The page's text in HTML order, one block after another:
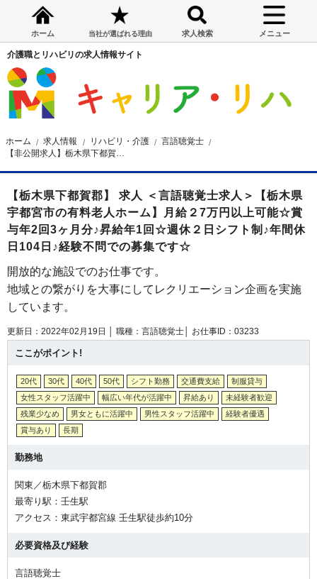
ホーム 当社が選ばれる理由 求人検索 メニュー
介護職とリハビリの求人情報サイト
ホーム 求人情報 リハビリ・介護
言語聴覚士
【栃木県下都賀郡】 求人 ＜言語聴覚士求人＞【栃木県
宇都宮市の有料老人ホーム】月給２7万円以上可能☆賞
与年2回3ヶ月分♪昇給年1回☆週休２日シフト制♪年間休
日104日♪経験不問での募集です☆
開放的な施設でのお仕事です。
地域との繋がりを大事にしてレクリエーション企画を実施
しています。
更新日：2022年02月19日 │ 職種：言語聴覚士│ お仕事ID：03233
ここがポイント!
20代 30代 40代 50代 シフト勤務 交通費支給
制服貸与
女性スタッフ活躍中
幅広い年代が活躍中 昇給あり
未経験者歓迎
残業少なめ
男女ともに活躍中 男性スタッフ活躍中
経験者優遇
賞与あり
長期
勤務地
関東／栃木県下都賀郡
最寄り駅：壬生駅
アクセス：東武宇都宮線 壬生駅徒歩約10分
必要資格及び経験
言語聴覚士